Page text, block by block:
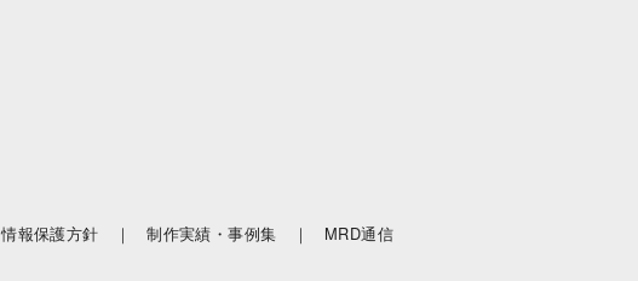
情報保護方針 ｜ 制作実績・事例集 ｜ MRD通信